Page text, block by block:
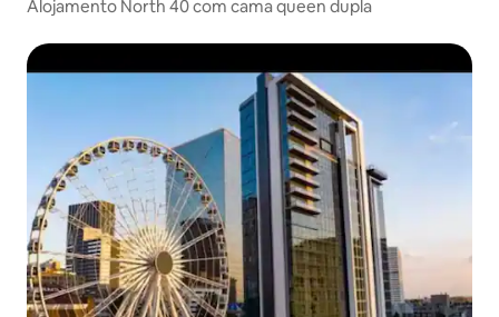
Alojamento North 40 com cama queen dupla